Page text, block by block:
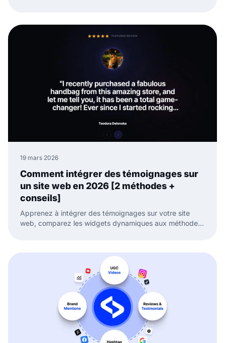
19 mars 2026
Comment intégrer des témoignages sur
un site web en 2026 [2 méthodes +
conseils]
Apprenez à intégrer des témoignages sur votre site
web, comparez les widgets dynamiques aux méthodes